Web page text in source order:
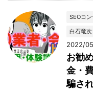
SEOコ
白石竜
2022/
お勧
金・
騙さ